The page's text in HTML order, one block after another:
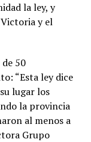
la ley, y
y el
50
“Esta ley dice
lugar los
la provincia
al menos a
Grupo